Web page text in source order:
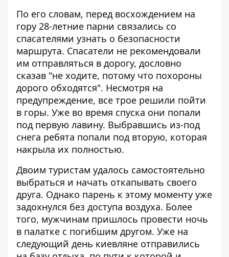
По его словам, перед восхождением на
гору 28-летние парни связались со
спасателями узнать о безопасности
маршрута. Спасатели не рекомендовали
им отправляться в дорогу, дословно
сказав "не ходите, потому что похороны
дорого обходятся". Несмотря на
предупреждение, все трое решили пойти
в горы. Уже во время спуска они попали
под первую лавину. Выбравшись из-под
снега ребята попали под вторую, которая
накрыла их полностью.
Двоим туристам удалось самостоятельно
выбраться и начать откапывать своего
друга. Однако парень к этому моменту уже
задохнулся без доступа воздуха. Более
того, мужчинам пришлось провести ночь
в палатке с погибшим другом. Уже на
следующий день киевляне отправились